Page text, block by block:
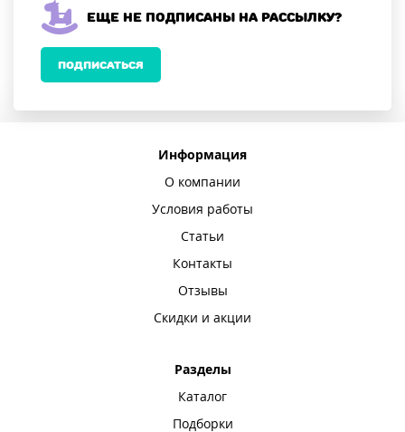
Еще не подписаны на рассылку?
ПОДПИСАТЬСЯ
Информация
О компании
Условия работы
Статьи
Контакты
Отзывы
Скидки и акции
Разделы
Каталог
Подборки